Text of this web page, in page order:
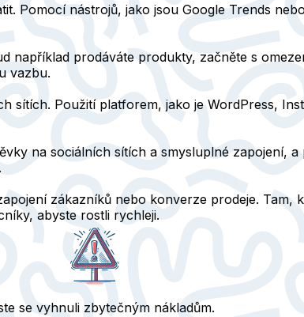
Pomocí nástrojů, jako jsou Google Trends
například prodáváte produkty, začněte s
vazbu.
sítích. Použití platforem, jako je WordPress,
na sociálních sítích a smysluplné zapojení,
zákazníků nebo konverze prodeje. Tam,
abyste rostli rychleji.
se vyhnuli zbytečným nákladům.